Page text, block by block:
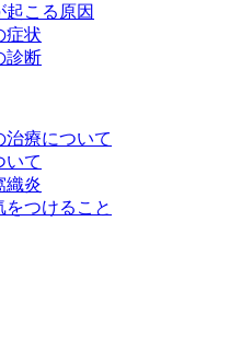
起こる原因
症状
診断
治療について
いて
織炎
をつけること